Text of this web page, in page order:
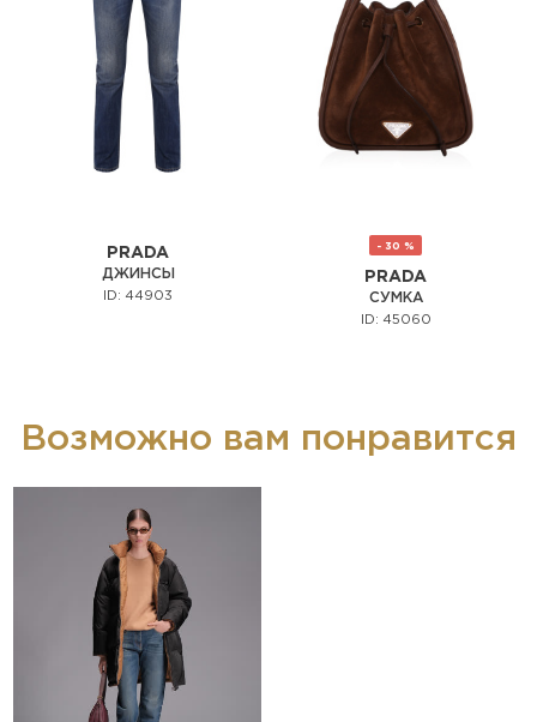
PRADA
ДЖИНСЫ
ID: 44903
- 30 %
PRADA
СУМКА
ID: 45060
Возможно вам понравится